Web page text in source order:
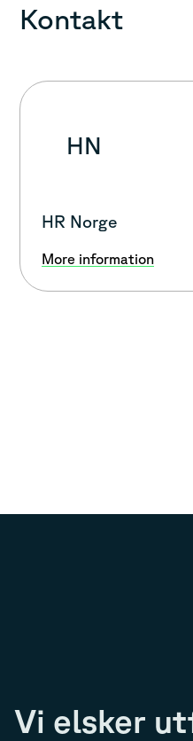
Kontakt
HN
HR Norge
More information
Vi elsker